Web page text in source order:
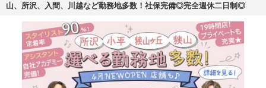
山、所沢、入間、川越など勤務地多数！社保完備◎完全週休二日制◎